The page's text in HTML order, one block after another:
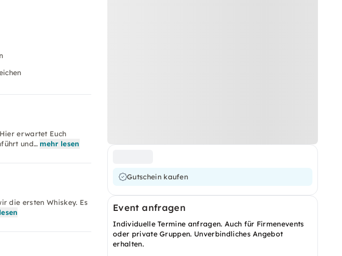
Gutschein kaufen
Event anfragen
Individuelle Termine anfragen. Auch für Firmenevents
oder private Gruppen. Unverbindliches Angebot
erhalten.
erwartet Euch
und… mehr lesen
die ersten Whiskey. Es